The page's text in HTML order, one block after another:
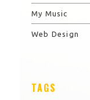
My Music
Web Design
TAGS